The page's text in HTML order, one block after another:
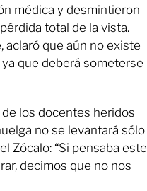
médica y desmintieron
total de la vista.
aclaró que aún no existe
que deberá someterse
los docentes heridos
no se levantará sólo
Zócalo: “Si pensaba este
decimos que no nos